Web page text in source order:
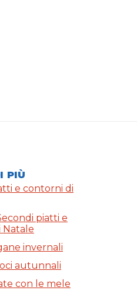
PIÙ
e contorni di
piatti e
Natale
invernali
autunnali
con le mele